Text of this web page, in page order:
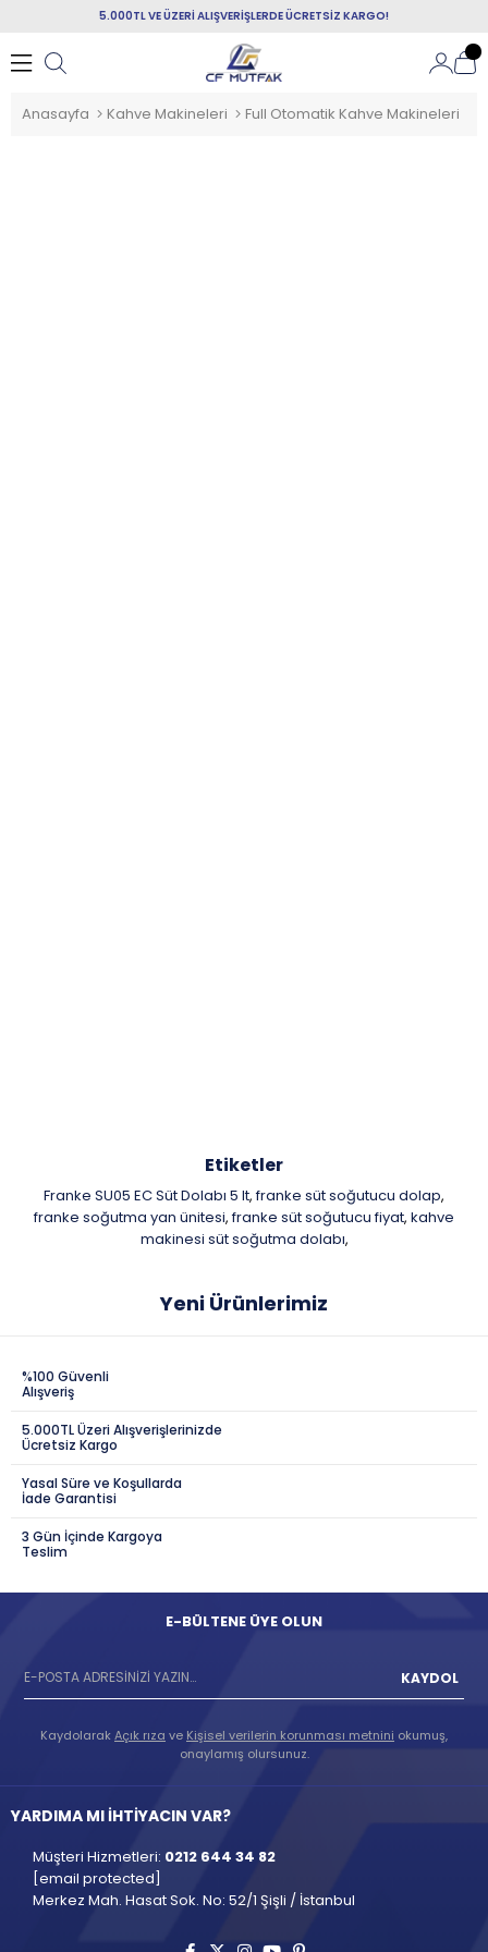
5.000TL VE ÜZERİ ALIŞVERİŞLERDE ÜCRETSİZ KARGO!
Anasayfa Kahve Makineleri Full Otomatik Kahve Makineleri
Etiketler
Franke SU05 EC Süt Dolabı 5 lt, franke süt soğutucu dolap,
franke soğutma yan ünitesi, franke süt soğutucu fiyat, kahve
makinesi süt soğutma dolabı,
Yeni Ürünlerimiz
%100 Güvenli
Alışveriş
5.000TL Üzeri Alışverişlerinizde
Ücretsiz Kargo
Yasal Süre ve Koşullarda
İade Garantisi
3 Gün İçinde Kargoya
Teslim
E-BÜLTENE ÜYE OLUN
KAYDOL
KaydolarakAçık rıza ve Kişisel verilerin korunması metnini okumuş,
onaylamış olursunuz.
YARDIMA MI İHTİYACIN VAR?
Müşteri Hizmetleri: 0212 644 34 82
[email protected]
Merkez Mah. Hasat Sok. No: 52/1 Şişli / İstanbul